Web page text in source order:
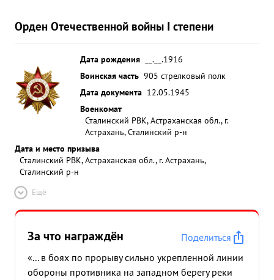
Орден Отечественной войны I степени
Дата рождения
__.__.1916
Воинская часть 905 стрелковый полк
Дата документа 12.05.1945
Военкомат
Сталинский РВК, Астраханская обл., г.
Астрахань, Сталинский р-н
Дата и место призыва
Сталинский РВК, Астраханская обл., г. Астрахань,
Сталинский р-н
Ещё
За что награждён
Поделиться
«... в боях по прорыву сильно укрепленной линии
обороны противника на западном берегу реки